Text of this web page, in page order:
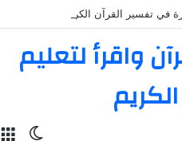
في تفسير القرآن الكريم
واقرأ لتعليم